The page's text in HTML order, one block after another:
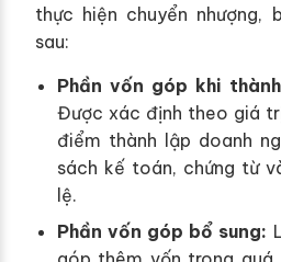
thực hiện chuyển nhượng,
sau:
Phần vốn góp khi
Được xác định theo giá
điểm thành lập doanh
sách kế toán, chứng từ
lệ.
Phần vốn góp bổ sung: